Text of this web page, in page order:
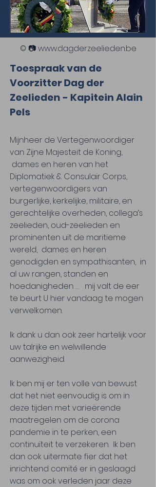
© 📷www.dagderzeelieden.be
Toespraak van de
Voorzitter Dag der
Zeelieden - Kapitein Alain
Pels
Mijnheer de Vertegenwoordiger
van Zijne Majesteit de Koning,
dames en heren van het
Diplomatiek & Consulair Corps,
vertegenwoordigers van
burgerlijke, kerkelijke, militaire, en
gerechtelijke overheden, collega’s
zeelieden, oud-zeelieden en
prominenten uit de maritieme
wereld, dames en heren
genodigden en sympathisanten, in
al uw rangen, standen en
hoedanigheden … mij valt de eer
te beurt U hier vandaag te mogen
verwelkomen.
Ik dank u dan ook zeer hartelijk voor
uw talrijke en welwillende
aanwezigheid.
Ik ben mij er ten volle van bewust
dat het niet eenvoudig is om in
deze tijden met varieërende
maatregelen om de corona
pandemie in te perken, een
continuïteit te verzekeren. Ik ben
dan ook uitermate fier dat het
inrichtend comité er in geslaagd
was om ook verleden jaar deze